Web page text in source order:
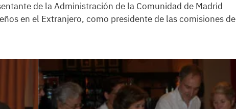
de la Administración de la Comunidad de Madrid
en el Extranjero, como presidente de las comisiones de